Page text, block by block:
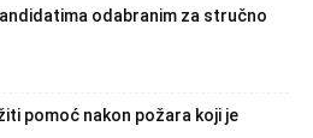
odabranim za stručno
pomoć nakon požara koji je